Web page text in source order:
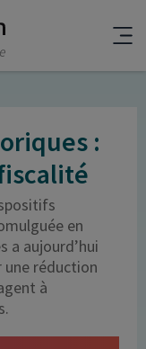
:
en
a aujourd’hui
une réduction
à